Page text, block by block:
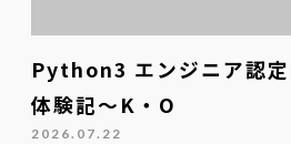
Python3 エンジニア認
体験記～K・O
2026.07.22